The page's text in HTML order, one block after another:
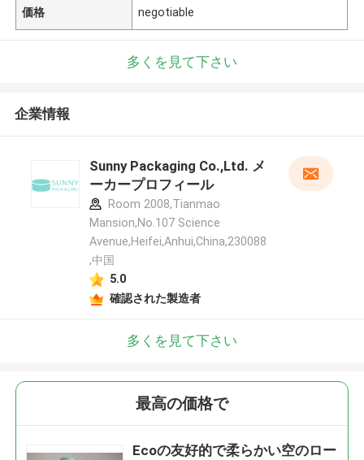
価格 negotiable
多くを見て下さい
企業情報
Sunny Packaging Co.,Ltd. メ
ーカープロフィール
Room 2008,Tianmao
Mansion,No.107 Science
Avenue,Heifei,Anhui,China,230088
,中国
5.0
確認された製造者
多くを見て下さい
最高の価格で
Ecoの友好的で柔らかい空のロー